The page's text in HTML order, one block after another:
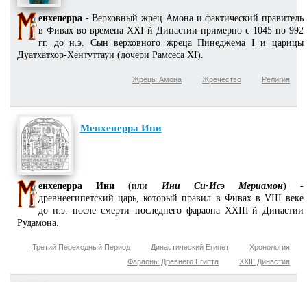
енхеперра - Верховный жрец Амона и фактический правитель
в Фивах во времена XXI-й Династии примерно с 1045 по 992
гг. до н.э. Сын верховного жреца Пинеджема I и царицы
Дуатхатхор-Хентуттауи (дочери Рамсеса XI).
Религия
Жречество
Жрецы Амона
Менхеперра Ини
енхеперра Ини (или Ини Си-Исэ Мериамон) -
древнеегипетский царь, который правил в Фивах в VIII веке
до н.э. после смерти последнего фараона XXIII-й Династии
Рудамона.
Хронология
Династический Египет
Третий Переходный Период
XXIII Династия
Фараоны Древнего Египта